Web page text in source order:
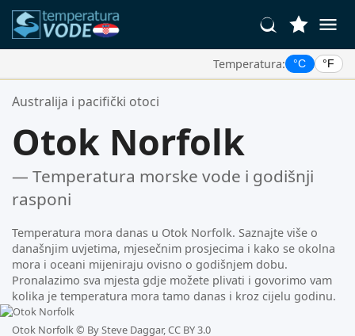
Temperatura: °C °F
Vaše Omiljene Lokacije:
Australija i pacifički otoci
Otok Norfolk
— Temperatura morske vode i godišnji
rasponi
Temperatura mora danas u Otok Norfolk. Saznajte više o
današnjim uvjetima, mjesečnim prosjecima i kako se okolna
mora i oceani mijeniraju ovisno o godišnjem dobu.
Pronalazimo sva mjesta gdje možete plivati i govorimo vam
kolika je temperatura mora tamo danas i kroz cijelu godinu.
Otok Norfolk © By Steve Daggar, CC BY 3.0